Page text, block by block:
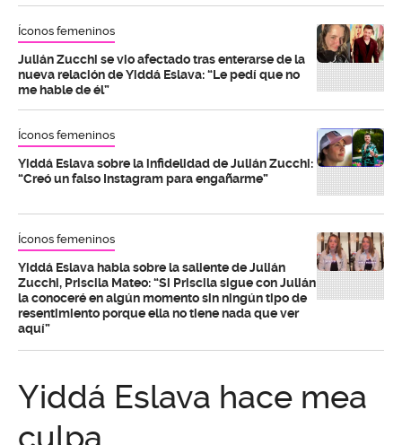
Íconos femeninos
Julián Zucchi se vio afectado tras enterarse de la
nueva relación de Yiddá Eslava: “Le pedí que no
me hable de él”
Íconos femeninos
Yiddá Eslava sobre la infidelidad de Julián Zucchi:
“Creó un falso Instagram para engañarme”
Íconos femeninos
Yiddá Eslava habla sobre la saliente de Julián
Zucchi, Priscila Mateo: “Si Priscila sigue con Julián
la conoceré en algún momento sin ningún tipo de
resentimiento porque ella no tiene nada que ver
aquí”
Yiddá Eslava hace mea